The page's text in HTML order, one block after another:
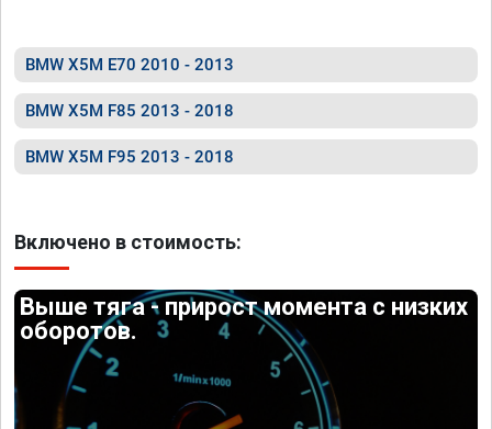
BMW X5M E70 2010 - 2013
BMW X5M F85 2013 - 2018
BMW X5M F95 2013 - 2018
Включено в стоимость:
Выше тяга - прирост момента с низких
оборотов.